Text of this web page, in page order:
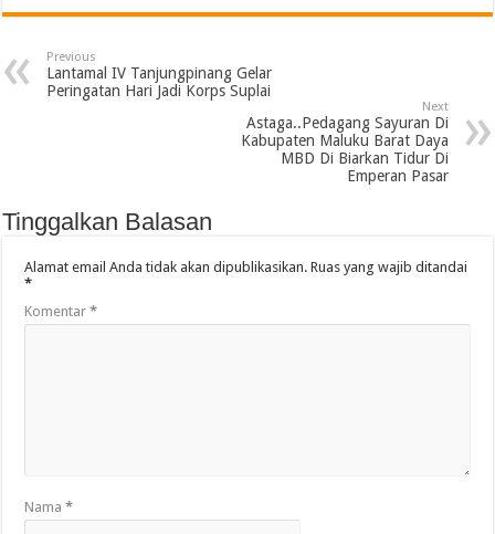
Previous
Lantamal IV Tanjungpinang Gelar
Peringatan Hari Jadi Korps Suplai
Next
Astaga..Pedagang Sayuran Di
Kabupaten Maluku Barat Daya
MBD Di Biarkan Tidur Di
Emperan Pasar
Tinggalkan Balasan
Alamat email Anda tidak akan dipublikasikan. Ruas yang wajib ditandai
*
Komentar*
Nama*